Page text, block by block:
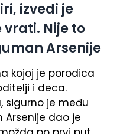
izvedi je
Nije to
Arsenije
kojoj je porodica
i deca.
sigurno je među
Arsenije dao je